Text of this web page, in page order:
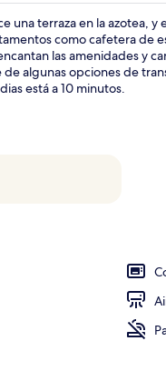
una terraza en la azotea,
como cafetera de
las amenidades y
algunas opciones de
está a 10 minutos.